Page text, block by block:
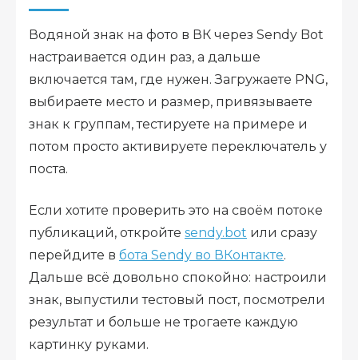
Водяной знак на фото в ВК через Sendy Bot
настраивается один раз, а дальше
включается там, где нужен. Загружаете PNG,
выбираете место и размер, привязываете
знак к группам, тестируете на примере и
потом просто активируете переключатель у
поста.
Если хотите проверить это на своём потоке
публикаций, откройте sendy.bot или сразу
перейдите в бота Sendy во ВКонтакте.
Дальше всё довольно спокойно: настроили
знак, выпустили тестовый пост, посмотрели
результат и больше не трогаете каждую
картинку руками.